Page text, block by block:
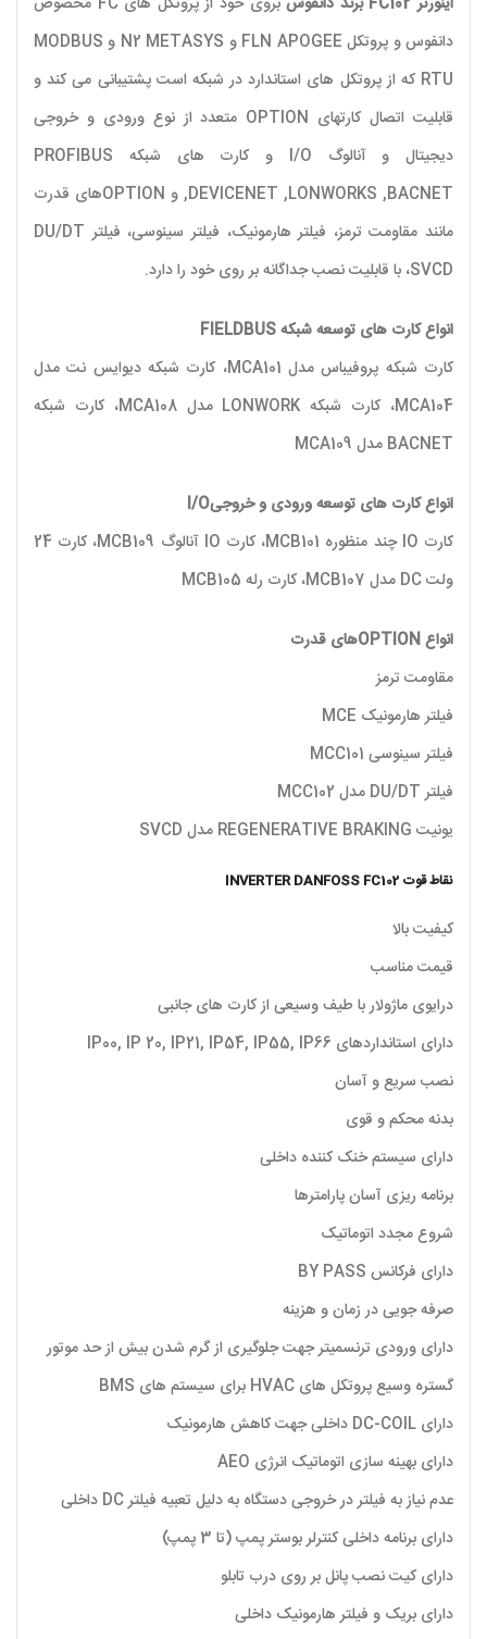
دانفوس و پروتکل FLN APOGEE و N2 METASYS و MODBUS
RTU که از پروتکل های استاندارد در شبکه است پشتیبانی می کند و
قابلیت اتصال کارتهای OPTION متعدد از نوع ورودی و خروجی
دیجیتال و آنالوگ I/O و کارت های شبکه PROFIBUS
,DEVICENET ,LONWORKS ,BACNET و OPTIONهای قدرت
مانند مقاومت ترمز، فیلتر هارمونیک، فیلتر سینوسی، فیلتر DU/DT
،SVCD با قابلیت نصب جداگانه بر روی خود را دارد.
انواع کارت های توسعه شبکه FIELDBUS
کارت شبکه پروفیباس مدل MCA101، کارت شبکه دیوایس نت مدل
MCA104، کارت شبکه LONWORK مدل MCA108، کارت شبکه
BACNET مدل MCA109
انواع کارت های توسعه ورودی و خروجیI/O
کارت IO چند منظوره MCB101، کارت IO آنالوگ MCB109، کارت 24
ولت DC مدل MCB107، کارت رله MCB105
انواع OPTIONهای قدرت
مقاومت ترمز
فیلتر هارمونیک MCE
فیلتر سینوسی MCC101
فیلتر DU/DT مدل MCC102
یونیت REGENERATIVE BRAKING مدل SVCD
نقاط قوت INVERTER DANFOSS FC102
کیفیت بالا
قیمت مناسب
درایوی ماژولار با طیف وسیعی از کارت های جانبی
دارای استانداردهای IP00, IP 20, IP21, IP54, IP55, IP66
نصب سریع و آسان
بدنه محکم و قوی
دارای سیستم خنک کننده داخلی
برنامه ریزی آسان پارامترها
شروع مجدد اتوماتیک
دارای فرکانس BY PASS
صرفه جویی در زمان و هزینه
دارای ورودی ترنسمیتر جهت جلوگیری از گرم شدن بیش از حد موتور
گستره وسیع پروتکل های HVAC برای سیستم های BMS
دارای DC-COIL داخلی جهت کاهش هارمونیک
دارای بهینه سازی اتوماتیک انرژی AEO
عدم نیاز به فیلتر در خروجی دستگاه به دلیل تعبیه فیلتر DC داخلی
دارای برنامه داخلی کنترلر بوستر پمپ (تا 3 پمپ)
دارای کیت نصب پانل بر روی درب تابلو
دارای بریک و فیلتر هارمونیک داخلی